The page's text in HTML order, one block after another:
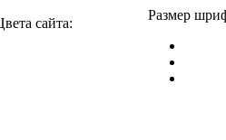
сайта:
Размер